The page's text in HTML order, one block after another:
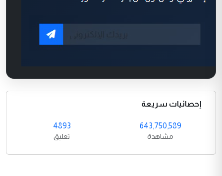
إحصائيات سريعة
643,750,589
مشاهدة
4893
تعليق